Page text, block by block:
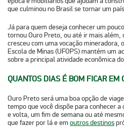
que culminou no Brasil se tornar um
Já para quem deseja conhecer um
tornou Ouro Preto, ou até ir mais além,
cresceu com uma vocação mineradora, o
Escola de Minas (UFOPS)mantém um
sobre a principal atividade econômica
QUANTOS DIAS É BOM FICAR EM
Ouro Preto será uma boa opção de
tempo que você dispõe para conhecer
e volta, um fim de semana ou até
que fazer por láe em outros destinos